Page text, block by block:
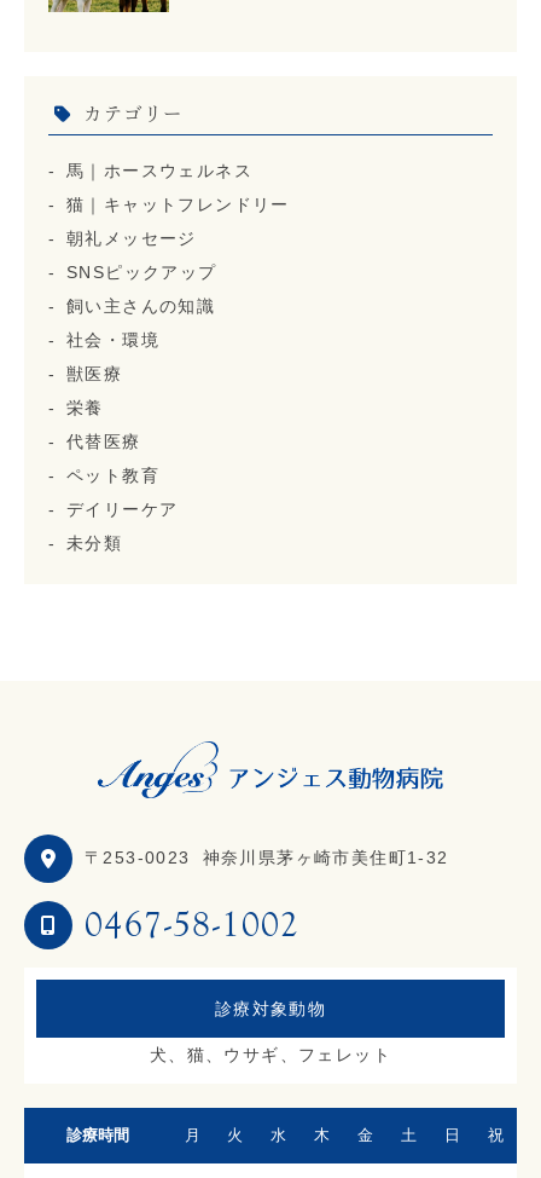
カテゴリー
馬｜ホースウェルネス
猫｜キャットフレンドリー
朝礼メッセージ
SNSピックアップ
飼い主さんの知識
社会・環境
獣医療
栄養
代替医療
ペット教育
デイリーケア
未分類
〒253-0023 神奈川県茅ヶ崎市美住町1-32
0467-58-1002
診療対象動物
犬、猫、ウサギ、フェレット
診療時間 月 火 水 木 金 土 日 祝